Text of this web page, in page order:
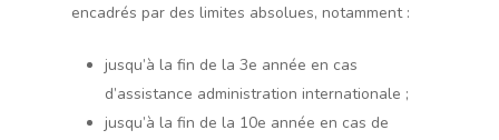
encadrés par des limites absolues, notamment :
jusqu’à la fin de la 3e année en cas
d’assistance administration internationale ;
jusqu’à la fin de la 10e année en cas de